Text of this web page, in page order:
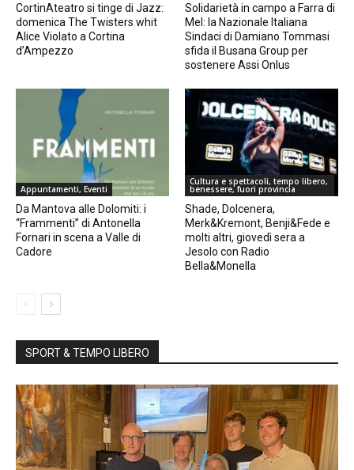
CortinAteatro si tinge di Jazz:
domenica The Twisters whit
Alice Violato a Cortina
d’Ampezzo
Solidarietà in campo a Farra di
Mel: la Nazionale Italiana
Sindaci di Damiano Tommasi
sfida il Busana Group per
sostenere Assi Onlus
Appuntamenti, Eventi
Da Mantova alle Dolomiti: i
“Frammenti” di Antonella
Fornari in scena a Valle di
Cadore
Cultura e spettacoli, tempo libero,
benessere, fuori provincia
Shade, Dolcenera,
Merk&Kremont, Benji&Fede e
molti altri, giovedì sera a
Jesolo con Radio
Bella&Monella
SPORT & TEMPO LIBERO